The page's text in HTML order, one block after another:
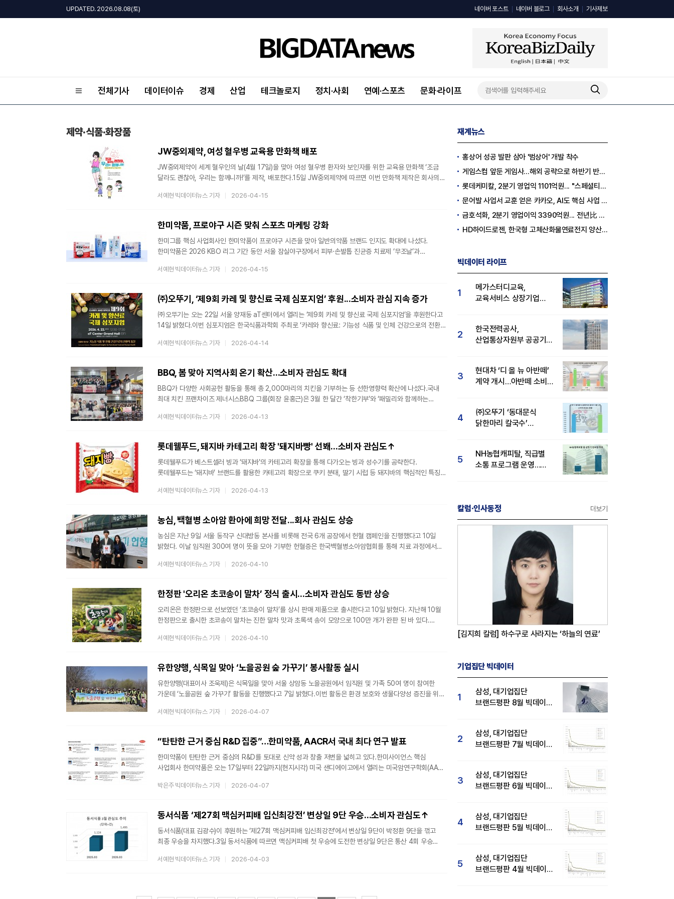
UPDATED. 2026.08.08(토) 네이버 포스트 네이버 블로그 회사소개 기사제보
전체기사 데이터이슈 경제 산업 테크놀로지 정치·사회 연예·스포츠 문화·라이프
제약·식품·화장품
JW중외제약, 여성 혈우병 교육용 만화책 배포
JW중외제약이 세계 혈우인의 날(4월 17일)을 맞아 여성 혈우병 환자와 보인자를 위한 교육용 만화책 ‘조금
달라도 괜찮아, 우리는 함께니까!’를 제작, 배포한다.15일 JW중외제약에 따르면 이번 만화책 제작은 회사의
보인자에 대한 이해를 높이고, 보호자가 자녀에게 질환을 보다 쉽게 설명할 수 있도록 돕는 데 초점을 맞췄다.
과정을 스토리 형식으로 담았다.의료진 자문을 바탕으로 제작돼 △월경과다 △피하출혈 △코피
서예현 빅데이터뉴스 기자 2026-04-15
한미약품, 프로야구 시즌 맞춰 스포츠 마케팅 강화
한미그룹 핵심 사업회사인 한미약품이 프로야구 시즌을 맞아 일반의약품 브랜드 인지도 확대에 나섰다.
한미약품은 2026 KBO 리그 기간 동안 서울 잠실야구장에서 피부·손발톱 진균증 치료제 ‘무조날’과
흥행세를 이어가고 있는 가운데, 한미약품은 경기장과 중계 노출을 활용한 스포츠 마케팅을 통해 소비자
진행된다. ‘무좀 OUT’, ‘무조날로 삼진’, ‘무좀엔 무조날’ 등 야구 상황을 연상시키는 문구를 활용해 제품
서예현 빅데이터뉴스 기자 2026-04-15
㈜오뚜기, ‘제9회 카레 및 향신료 국제 심포지엄’ 후원...소비자 관심 지속 증가
㈜오뚜기는 오는 22일 서울 양재동 aT센터에서 열리는 ‘제9회 카레 및 향신료 국제 심포지엄’을 후원한다고
14일 밝혔다.이번 심포지엄은 한국식품과학회 주최로 ‘카레와 향신료: 기능성 식품 및 인체 건강으로의 전환적
성과를 공유할 예정이다.심포지엄에는 총 5명의 연사가 참여한다. 국내에서는 부산대학교 약학과 이재원
'흑후추 유래 피페린 등 천연 성분의 신경 보호 효과'를 발표한다. 서울대학교 김용노 교수는
서예현 빅데이터뉴스 기자 2026-04-14
BBQ, 봄 맞아 지역사회 온기 확산...소비자 관심도 확대
BBQ가 다양한 사회공헌 활동을 통해 총 2,000마리의 치킨을 기부하는 등 선한영향력 확산에 나섰다.국내
최대 치킨 프랜차이즈 제너시스BBQ 그룹(회장 윤홍근)은 3월 한 달간 ‘착한기부’와 ‘패밀리와 함께하는
시기에 맞춰 지역사회 구성원들이 보다 건강하고 활기찬 일상을 이어갈 수 있도록 지원하는 데 초점을
지역아동센터와 생활복지센터 등 다양한 복지시설에 총 1000마리의 치킨을 전달했다. 패밀리들이 직접
참여해
서예현 빅데이터뉴스 기자 2026-04-13
롯데웰푸드, 돼지바 카테고리 확장 '돼지바빵' 선봬...소비자 관심도↑
롯데웰푸드가 베스트셀러 빙과 ‘돼지바’의 카테고리 확장을 통해 다가오는 빙과 성수기를 공략한다.
롯데웰푸드는 ‘돼지바’ 브랜드를 활용한 카테고리 확장으로 쿠키 분태, 딸기 시럽 등 돼지바의 핵심적인 특징을
구현했다. 쿠키 분태와 초코 코팅, 아이스크림 그리고 딸기 시럽까지 특유의 4중 구조를 그대로 옮겨와 층별로
편하며, 돼지바의 유일한 아쉬운 점이었던 쿠키 분태 흘림 걱정도 없다.한편, 돼지바는 K-아이스
서예현 빅데이터뉴스 기자 2026-04-13
농심, 백혈병 소아암 환아에 희망 전달...회사 관심도 상승
농심은 지난 9일 서울 동작구 신대방동 본사를 비롯해 전국 6개 공장에서 헌혈 캠페인을 진행했다고 10일
밝혔다. 이날 임직원 300여 명이 뜻을 모아 기부한 헌혈증은 한국백혈병소아암협회를 통해 치료 과정에서
환아 지원 활동의 일환이다. 농심은 지난 2018년부터 면역력이 약해 마실 물 선택이 어려운 환아들을 위해
한국백혈병소아암협회와 함께 백혈병 소아암 환아 그림 공모전과 기부 마라톤 등을 추진하며 다양한 후원
사업을 이
서예현 빅데이터뉴스 기자 2026-04-10
한정판 '오리온 초코송이 말차’ 정식 출시...소비자 관심도 동반 상승
오리온은 한정판으로 선보였던 ‘초코송이 말차’를 상시 판매 제품으로 출시한다고 10일 밝혔다. 지난해 10월
한정판으로 출시한 초코송이 말차는 진한 말차 맛과 초록색 송이 모양으로 100만 개가 완판 된 바 있다.
등을 통해 “상시 제품으로 출시해 주세요”, “계속 먹고 싶어요” 등 소비자들의 요청이 지속적으로 이어지자
성원에 힘입어 초코송이 말차를 정식 출시하게 됐다”며 “풍미 깊은 말차 맛과 초록색 디자인이 잘
서예현 빅데이터뉴스 기자 2026-04-10
유한양행, 식목일 맞아 ‘노을공원 숲 가꾸기’ 봉사활동 실시
유한양행(대표이사 조욱제)은 식목일을 맞아 서울 상암동 노을공원에서 임직원 및 가족 50여 명이 참여한
가운데 ‘노을공원 숲 가꾸기’ 활동을 진행했다고 7일 밝혔다.이번 활동은 환경 보호와 생물다양성 증진을 위한
정성껏 키워온 도토리 묘목을 공원에 옮겨 심었으며, 숲 조성을 위해 산벚나무, 가래나무, 헛개나무 묘목
이어오고 있다. 과거 쓰레기 매립지였던 노을공원은 지형 특성상 우천 시 비탈면의 토사 유실을 막기 위
서예현 빅데이터뉴스 기자 2026-04-07
“탄탄한 근거 중심 R&D 집중”…한미약품, AACR서 국내 최다 연구 발표
한미약품이 탄탄한 근거 중심의 R&D를 토대로 신약 성과 창출 저변을 넓히고 있다.한미사이언스 핵심
사업회사 한미약품은 오는 17일부터 22일까지(현지시각) 미국 샌디에이고에서 열리는 미국암연구학회(AACR
한미약품은 이번 AACR에서 △EZH1/2 이중저해제(HM97662) △선택적 HER2 저해제(HM100714)
△p53-mRNA 항암 신약 2건과, 북경한미약품이 주도적으로 개발하고 있는 △4-1BB x PD-L1 이중항체
(BH3120) △B7H3 x PD-L1 이중항체 ADC(BH4601
박은주 빅데이터뉴스 기자 2026-04-07
동서식품 ‘제27회 맥심커피배 입신최강전’ 변상일 9단 우승...소비자 관심도↑
동서식품(대표 김광수)이 후원하는 ‘제27회 맥심커피배 입신최강전’에서 변상일 9단이 박정환 9단을 꺾고
최종 우승을 차지했다.3일 동서식품에 따르면 맥심커피배 첫 우승에 도전한 변상일 9단은 통산 4회 우승
9단은 2019년 맥심커피배 첫 참가 이후 8번째 도전 끝에 맥심커피배 첫 우승이라는 쾌거를 이뤘다.우승자
서예현 빅데이터뉴스 기자 2026-04-03
재계뉴스
홍상어 성공 발판 삼아 '범상어' 개발 착수
게임스컴 앞둔 게임사…해외 공략으로 하반기 반등 꾀한다
롯데케미칼, 2분기 영업익 1101억원... "스페셜티 전환 가속"
문어발 사업서 교훈 얻은 카카오, AI도 핵심 사업 '선택과 집중'
금호석화, 2분기 영업이익 3390억원... 전년比 419% 급증
HD하이드로젠, 한국형 고체산화물연료전지 양산체계 구축
빅데이터 라이프
1
메가스터디교육,
교육서비스 상장기업
2
한국전력공사,
산업통상자원부 공공기관
3
현대차 ‘디 올 뉴 아반떼’
계약 개시…아반떼 소비자
4
㈜오뚜기 ‘동대문식
닭한마리 칼국수’
5
NH농협캐피탈, 직급별
소통 프로그램 운영…
칼럼·인사동정 더보기
[김지희 칼럼] 하수구로 사라지는 ‘하늘의 연료’
기업집단 빅데이터
1
삼성, 대기업집단
브랜드평판 8월 빅데이터
2
삼성, 대기업집단
브랜드평판 7월 빅데이터
3
삼성, 대기업집단
브랜드평판 6월 빅데이터
4
삼성, 대기업집단
브랜드평판 5월 빅데이터
5
삼성, 대기업집단
브랜드평판 4월 빅데이터